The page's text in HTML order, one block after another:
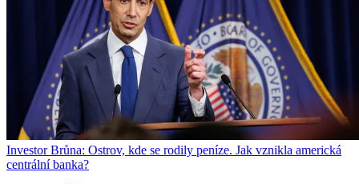
Investor Brůna: Ostrov, kde se rodily peníze. Jak vznikla americká
centrální banka?